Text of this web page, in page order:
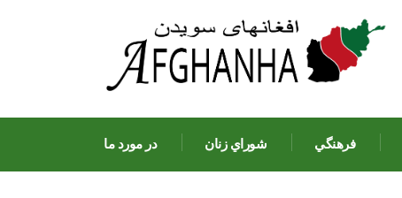
در مورد ما شوراي زنان فرهنگي